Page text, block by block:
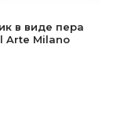
в виде пера
Arte Milano